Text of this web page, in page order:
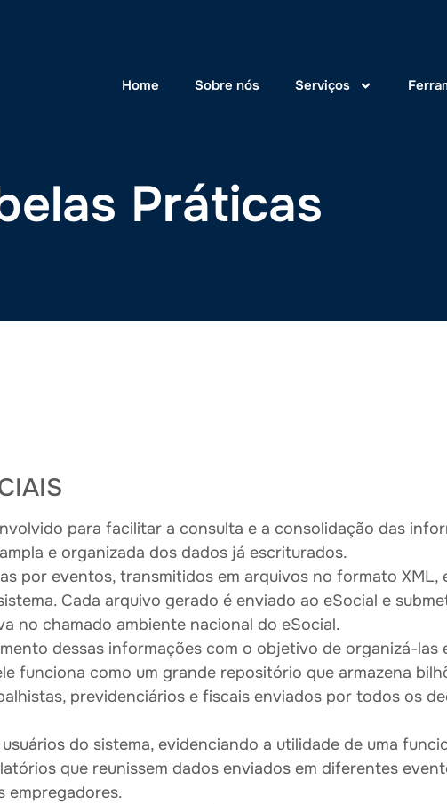
Home Sobre nós Serviços
Práticas
para facilitar a consulta e a consolidação das
e organizada dos dados já escriturados.
por eventos, transmitidos em arquivos no formato XML,
Cada arquivo gerado é enviado ao eSocial e
no chamado ambiente nacional do eSocial.
dessas informações com o objetivo de organizá-las
funciona como um grande repositório que armazena
previdenciários e fiscais enviados por todos os
do sistema, evidenciando a utilidade de uma
que reunissem dados enviados em diferentes
empregadores.